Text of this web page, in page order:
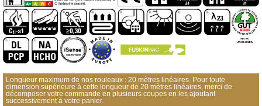
Longueur maximum de nos rouleaux : 20 mètres linéaires. Pour toute
dimension supérieure à cette longueur de 20 mètres linéaires, merci de
décomposer votre commande en plusieurs coupes en les ajoutant
successivement à votre panier.